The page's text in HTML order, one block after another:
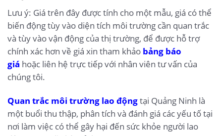
Lưu ý: Giá trên đây được tính cho một mẫu, giá có thể
biến động tùy vào diện tích môi trường cần quan trắc
và tùy vào vận động của thị trường, để được hỗ trợ
chính xác hơn về giá xin tham khảo bảng báo
giá hoặc liên hệ trực tiếp với nhân viên tư vấn của
chúng tôi.
Quan trắc môi trường lao độngtại Quảng Ninh là
một buổi thu thập, phân tích và đánh giá các yếu tố tại
nơi làm việc có thể gây hại đến sức khỏe người lao